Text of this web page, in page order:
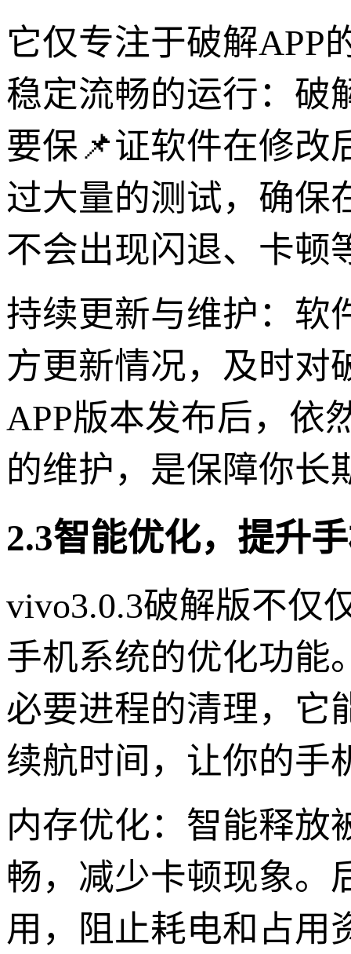
它仅专注于破解APP
稳定流畅的运行：破
要保📌证软件在修改
过大量的测试，确保
不会出现闪退、卡顿
持续更新与维护：软
方更新情况，及时对
APP版本发布后，依
的维护，是保障你长
2.3智能优化，提升
vivo3.0.3破解版不仅
手机系统的优化功能
必要进程的清理，它
续航时间，让你的手
内存优化：智能释放
畅，减少卡顿现象。
用，阻止耗电和占用